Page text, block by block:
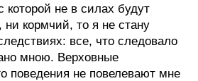
которой не в силах будут
ни кормчий, то я не стану
все, что следовало
мною. Верховные
поведения не повелевают мне